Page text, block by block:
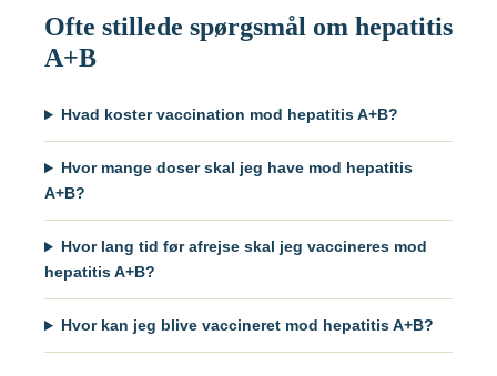
Helvedesild (Zoster)
Hepatitis A
Hepatitis A+B, barn –
Ambirix
HPV
Rabies
Mpox-vaccine
Polio
Respiratorisk
Skoldkopper (Chicken
Stivkrampe (Difteri-
Stivkrampe)
Etiopien
Ghana
Indien
Indonesien
Japan
Ofte stillede spørgsmål om hepatitis
A+B
Hvad koster vaccination mod hepatitis A+B?
Hvor mange doser skal jeg have mod hepatitis
A+B?
Hvor lang tid før afrejse skal jeg vaccineres mod
hepatitis A+B?
Hvor kan jeg blive vaccineret mod hepatitis A+B?